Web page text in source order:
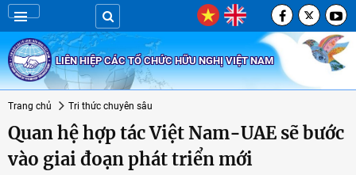
LIÊN HIỆP CÁC TỔ CHỨC HỮU NGHỊ VIỆT NAM
Trang chủ Tri thức chuyên sâu
Quan hệ hợp tác Việt Nam-UAE sẽ bước
vào giai đoạn phát triển mới